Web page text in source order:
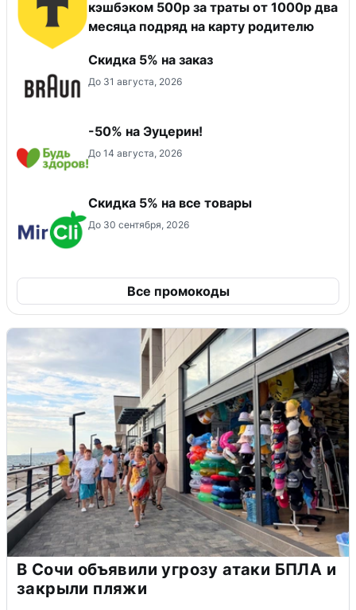
кэшбэком 500р за траты от 1000р два
месяца подряд на карту родителю
​Скидка 5% на заказ
До 31 августа, 2026
-50% на Эуцерин!
До 14 августа, 2026
Скидка 5% на все товары
До 30 сентября, 2026
Все промокоды
В Сочи объявили угрозу атаки БПЛА и
закрыли пляжи